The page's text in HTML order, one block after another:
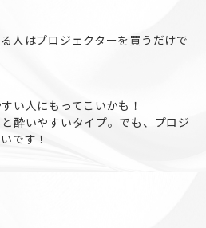
人はプロジェクターを買うだけで
い人にもってこいかも！
酔いやすいタイプ。でも、プロジ
です！